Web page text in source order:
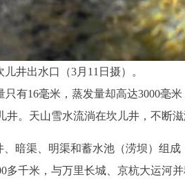
出水口（3月11日摄）。
有16毫米，蒸发量却高达3000毫
。天山雪水流淌在坎儿井，不断
暗渠、明渠和蓄水池（涝坝）组
千米，与万里长城、京杭大运河并